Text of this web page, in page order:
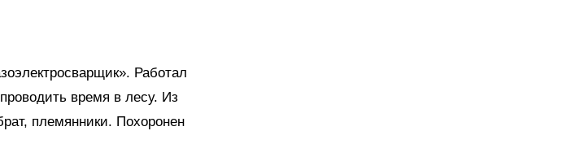
Работал
время в лесу. Из
племянники. Похоронен